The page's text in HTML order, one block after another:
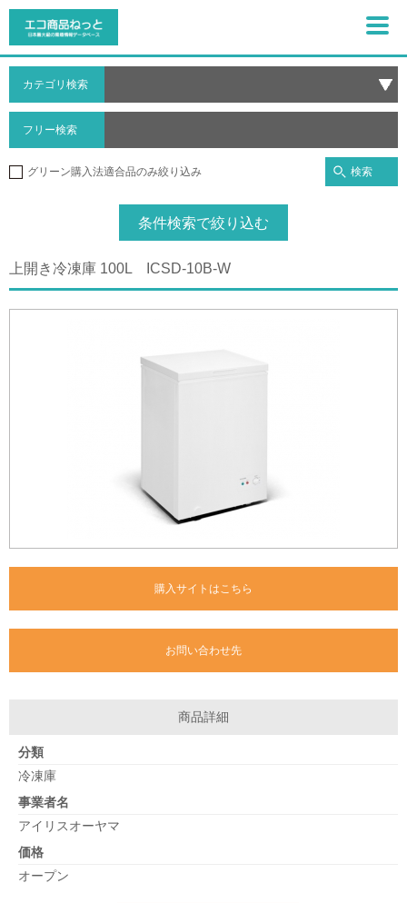
カテゴリ検索
フリー検索
グリーン購入法適合品のみ絞り込み 検索
条件検索で絞り込む
上開き冷凍庫 100L ICSD-10B-W
購入サイトはこちら
お問い合わせ先
商品詳細
分類
冷凍庫
事業者名
アイリスオーヤマ
価格
オープン